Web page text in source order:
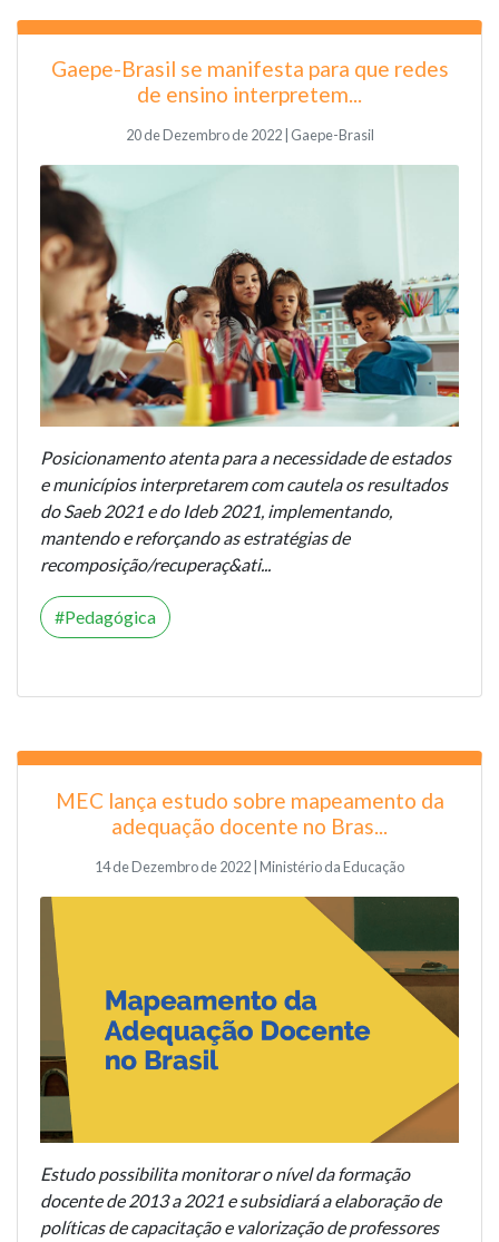
Gaepe-Brasil se manifesta para que redes
de ensino interpretem...
20 de Dezembro de 2022 | Gaepe-Brasil
Posicionamento atenta para a necessidade de estados
e municípios interpretarem com cautela os resultados
do Saeb 2021 e do Ideb 2021, implementando,
mantendo e reforçando as estratégias de
recomposição/recuperaç&ati...
Pedagógica
MEC lança estudo sobre mapeamento da
adequação docente no Bras...
14 de Dezembro de 2022 | Ministério da Educação
Estudo possibilita monitorar o nível da formação
docente de 2013 a 2021 e subsidiará a elaboração de
políticas de capacitação e valorização de professores